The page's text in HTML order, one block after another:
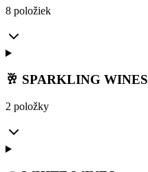
8 položiek
🥂 SPARKLING WINES
2 položky